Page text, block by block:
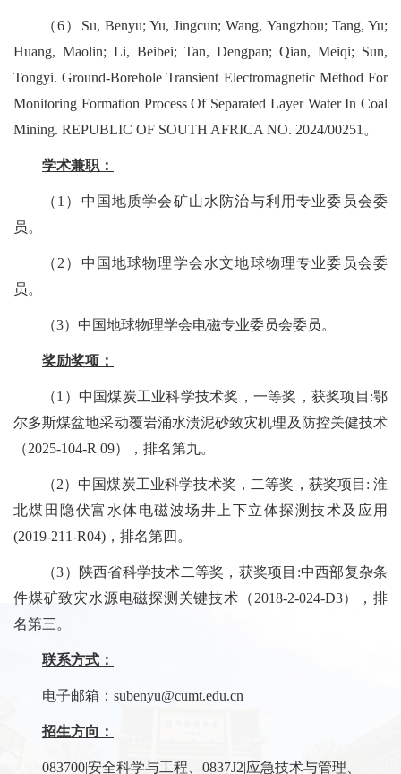
（6） Su, Benyu; Yu, Jingcun; Wang, Yangzhou; Tang, Yu;
Huang, Maolin; Li, Beibei; Tan, Dengpan; Qian, Meiqi; Sun,
Tongyi. Ground-Borehole Transient Electromagnetic Method For
Monitoring Formation Process Of Separated Layer Water In Coal
Mining. REPUBLIC OF SOUTH AFRICA NO. 2024/00251 。
学术兼职：
（ 1 ）中国地质学会矿山水防治与利用专业委员会委
员。
（ 2 ）中国地球物理学会水文地球物理专业委员会委
员。
（3）中国地球物理学会电磁专业委员会委员。
奖励奖项：
（1 ）中国煤炭工业科学技术奖，一等奖，获奖项目 :鄂
尔多斯煤盆地采动覆岩涌水溃泥砂致灾机理及防控关健技术
（2025-104-R 09），排名第九。
（2）中国煤炭工业科学技术奖，二等奖，获奖项目 :淮
北煤田隐伏富水体电磁波场井上下立体探测技术及应用
(2019-211-R04) ，排名第四。
（3）陕西省科学技术二等奖，获奖项目 :中西部复杂条
件煤矿致灾水源电磁探测关键技术（ 2018-2-024-D3），排
名第三。
联系方式：
电子邮箱： subenyu@cumt.edu.cn
招生方向：
083700|安全科学与工程、 0837J2|应急技术与管理、